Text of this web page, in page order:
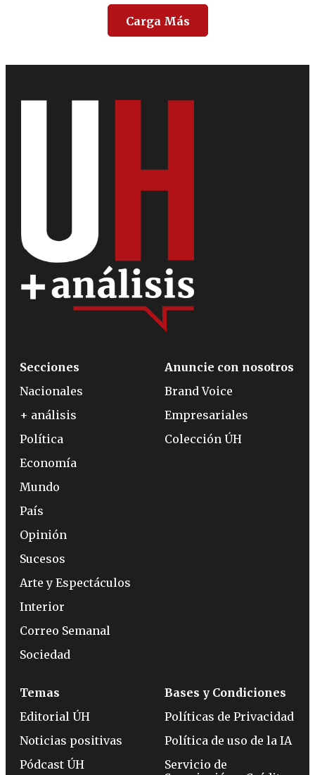
Carga Más
Secciones
Nacionales
+ análisis
Política
Economía
Mundo
País
Opinión
Sucesos
Arte y Espectáculos
Interior
Correo Semanal
Sociedad
Anuncie con nosotros
Brand Voice
Empresariales
Colección ÚH
Temas
Editorial ÚH
Noticias positivas
Pódcast ÚH
Bases y Condiciones
Políticas de Privacidad
Política de uso de la IA
Servicio de